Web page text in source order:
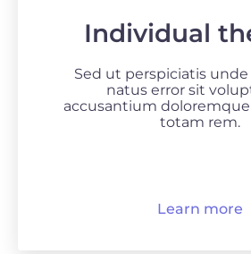
Individual
Sed ut perspiciatis
natus error sit
accusantium
totam rem.
Learn more